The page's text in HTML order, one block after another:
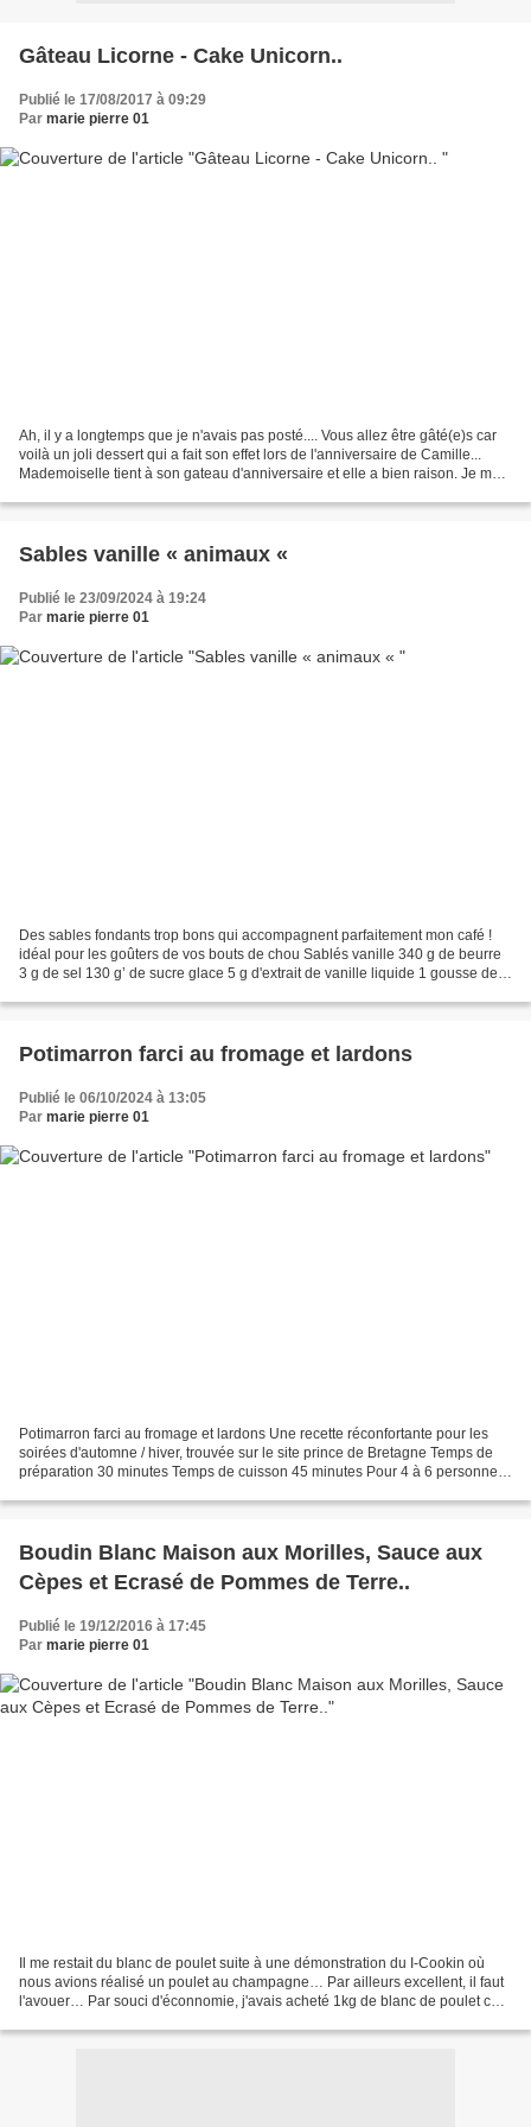
Gâteau Licorne - Cake Unicorn..
Publié le 17/08/2017 à 09:29
Par marie pierre 01
Ah, il y a longtemps que je n'avais pas posté.... Vous allez être gâté(e)s car
voilà un joli dessert qui a fait son effet lors de l'anniversaire de Camille...
Mademoiselle tient à son gateau d'anniversaire et elle a bien raison. Je me
Sables vanille « animaux «
Publié le 23/09/2024 à 19:24
Par marie pierre 01
Des sables fondants trop bons qui accompagnent parfaitement mon café !
idéal pour les goûters de vos bouts de chou Sablés vanille 340 g de beurre
3 g de sel 130 g’ de sucre glace 5 g d'extrait de vanille liquide 1 gousse de
Potimarron farci au fromage et lardons
Publié le 06/10/2024 à 13:05
Par marie pierre 01
Potimarron farci au fromage et lardons Une recette réconfortante pour les
soirées d'automne / hiver, trouvée sur le site prince de Bretagne Temps de
préparation 30 minutes Temps de cuisson 45 minutes Pour 4 à 6 personnes
Boudin Blanc Maison aux Morilles, Sauce aux
Cèpes et Ecrasé de Pommes de Terre..
Publié le 19/12/2016 à 17:45
Par marie pierre 01
Il me restait du blanc de poulet suite à une démonstration du I-Cookin où
nous avions réalisé un poulet au champagne… Par ailleurs excellent, il faut
l'avouer… Par souci d'éconnomie, j'avais acheté 1kg de blanc de poulet car